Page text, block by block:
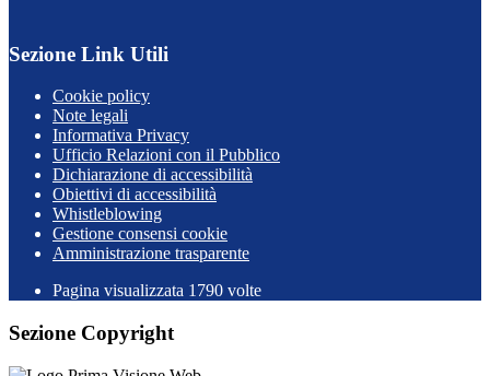
Sezione Link Utili
Cookie policy
Note legali
Informativa Privacy
Ufficio Relazioni con il Pubblico
Dichiarazione di accessibilità
Obiettivi di accessibilità
Whistleblowing
Gestione consensi cookie
Amministrazione trasparente
Pagina visualizzata 1790 volte
Sezione Copyright